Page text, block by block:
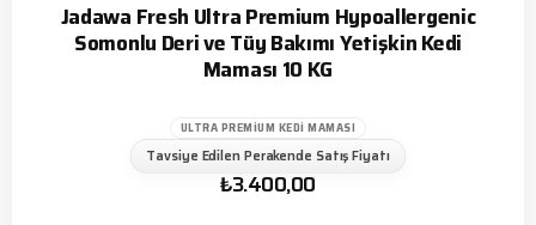
Jadawa Fresh Ultra Premium Hypoallergenic
Somonlu Deri ve Tüy Bakımı Yetişkin Kedi
Maması 10 KG
ULTRA PREMIUM KEDI MAMASI
Tavsiye Edilen Perakende Satış Fiyatı
₺3.400,00